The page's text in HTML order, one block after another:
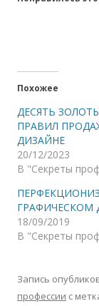
Похожее
ДЕСЯТЬ
ПРАВИЛ
ДИЗАЙНЕ
20/12/2023
В "Секреты
ГРАФИЧЕСКОМ
18/09/2019
В "Секреты
Запись
профессии с